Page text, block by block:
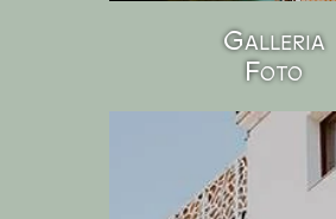
Galleria
Foto